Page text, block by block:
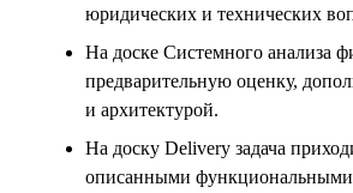
юридических и технических
На доске Системного анализа
предварительную оценку,
и архитектурой.
На доску Delivery задача
описанными